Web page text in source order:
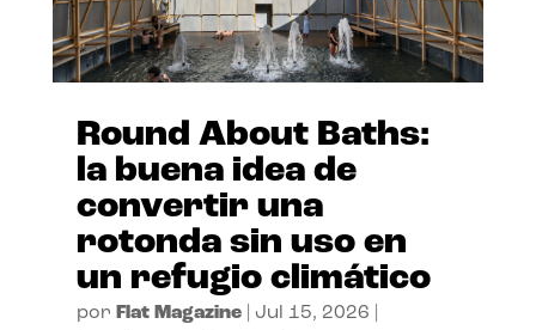
Round About Baths:
la buena idea de
convertir una
rotonda sin uso en
un refugio climático
por Flat Magazine| Jul 15, 2026